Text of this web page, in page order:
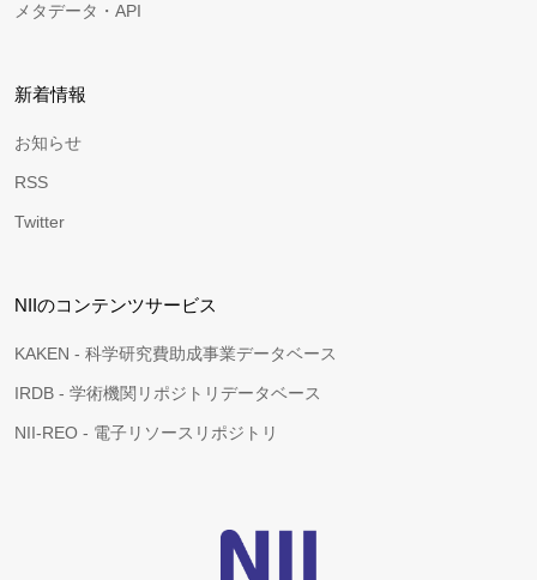
メタデータ・API
新着情報
お知らせ
RSS
Twitter
NIIのコンテンツサービス
KAKEN - 科学研究費助成事業データベース
IRDB - 学術機関リポジトリデータベース
NII-REO - 電子リソースリポジトリ